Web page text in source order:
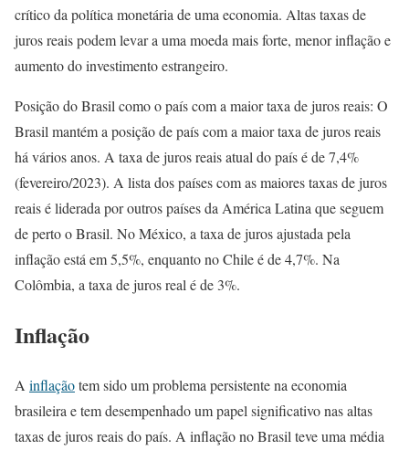
crítico da política monetária de uma economia. Altas taxas de
juros reais podem levar a uma moeda mais forte, menor inflação e
aumento do investimento estrangeiro.
Posição do Brasil como o país com a maior taxa de juros reais: O
Brasil mantém a posição de país com a maior taxa de juros reais
há vários anos. A taxa de juros reais atual do país é de 7,4%
(fevereiro/2023). A lista dos países com as maiores taxas de juros
reais é liderada por outros países da América Latina que seguem
de perto o Brasil. No México, a taxa de juros ajustada pela
inflação está em 5,5%, enquanto no Chile é de 4,7%. Na
Colômbia, a taxa de juros real é de 3%.
Inflação
A inflaçãotem sido um problema persistente na economia
brasileira e tem desempenhado um papel significativo nas altas
taxas de juros reais do país. A inflação no Brasil teve uma média